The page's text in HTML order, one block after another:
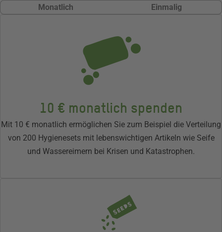
Monatlich Einmalig
10 € monatlich spenden
Mit 10 € monatlich ermöglichen Sie zum Beispiel die Verteilung
von 200 Hygienesets mit lebenswichtigen Artikeln wie Seife
und Wassereimern bei Krisen und Katastrophen.